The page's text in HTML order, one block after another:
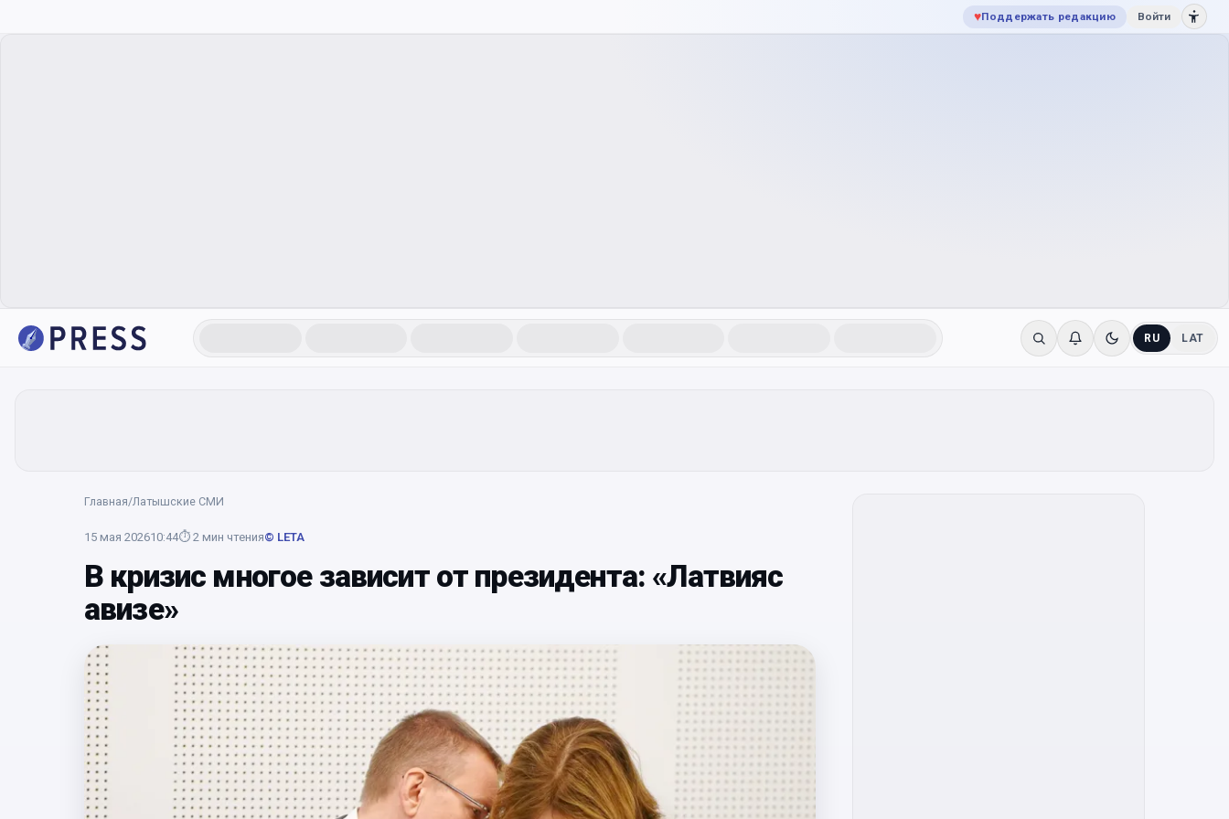
♥Поддержать редакцию Войти
RU LAT
Главная/Латышские СМИ
15 мая 202610:44⏱ 2 мин чтения© LETA
В кризис многое зависит от президента: «Латвияс
авизе»